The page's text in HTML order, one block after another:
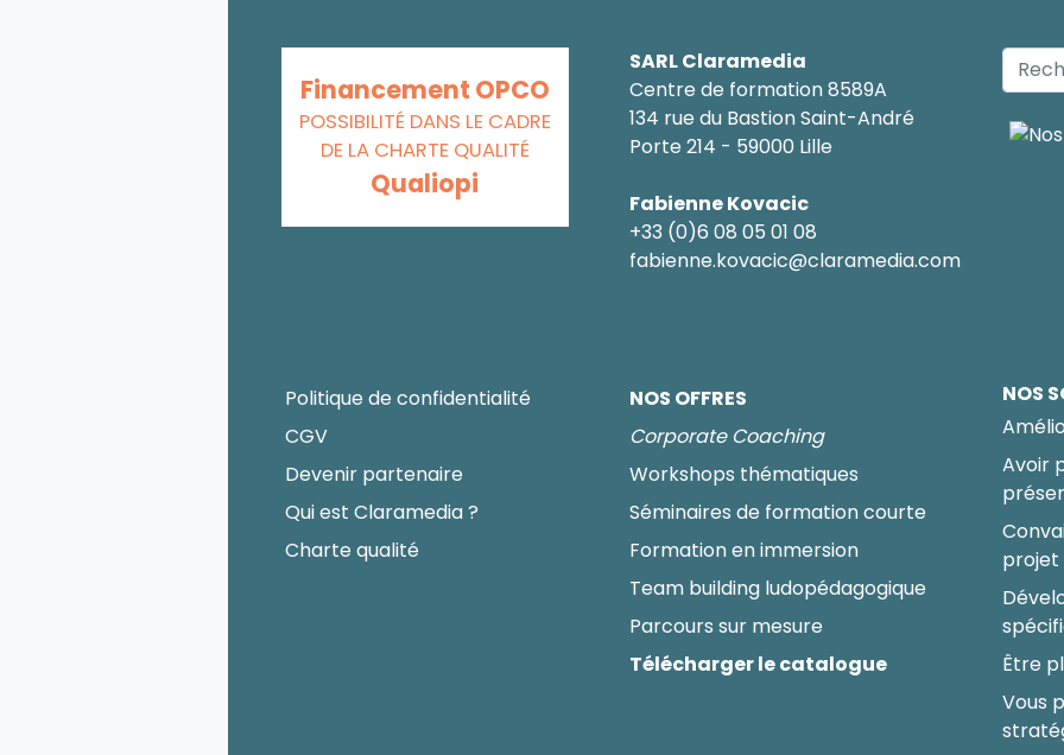
Financement OPCO
POSSIBILITÉ DANS LE CADRE
DE LA CHARTE QUALITÉ
Qualiopi
SARL Claramedia
Centre de formation 8589A
134 rue du Bastion Saint-André
Porte 214 - 59000 Lille
Fabienne Kovacic
+33 (0)6 08 05 01 08
fabienne.kovacic@claramedia.com
Politique de confidentialité
CGV
Devenir partenaire
Qui est Claramedia ?
Charte qualité
NOS OFFRES
Corporate Coaching
Workshops thématiques
Séminaires de formation courte
Formation en immersion
Team building ludopédagogique
Parcours sur mesure
Télécharger le catalogue
NOS
Avoir
projet
Être
Vous